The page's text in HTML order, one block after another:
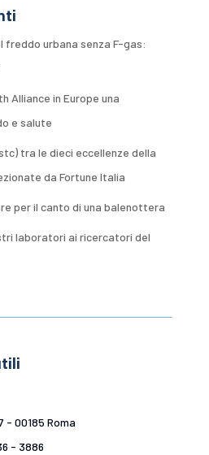
freddo urbana senza F-gas:
Alliance in Europe una
e salute
tra le dieci eccellenze della
da Fortune Italia
per il canto di una balenottera
laboratori ai ricercatori del
- 00185 Roma
- 3886